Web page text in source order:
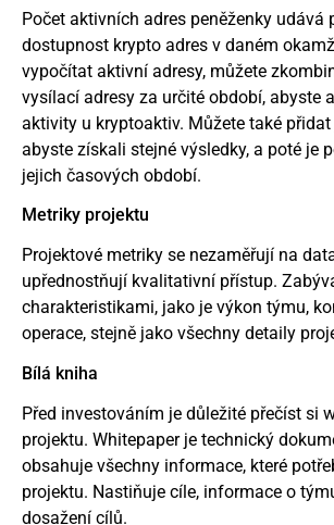
Počet aktivních adres peněženky udává
dostupnost krypto adres v daném
vypočítat aktivní adresy, můžete
vysílací adresy za určité období, abyste
aktivity u kryptoaktiv. Můžete také přidat
abyste získali stejné výsledky, a poté je
jejich časových období.
Metriky projektu
Projektové metriky se nezaměřují na
upřednostňují kvalitativní přístup.
charakteristikami, jako je výkon týmu,
operace, stejně jako všechny detaily
Bílá kniha
Před investováním je důležité přečíst si
projektu. Whitepaper je technický
obsahuje všechny informace, které
projektu. Nastiňuje cíle, informace o
dosažení cílů.